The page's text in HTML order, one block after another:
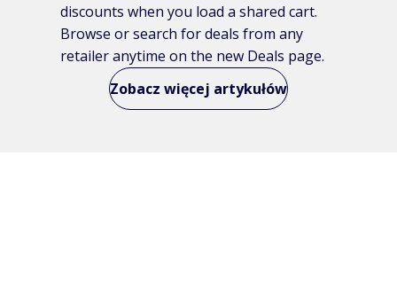
discounts when you load a shared cart.
Browse or search for deals from any
retailer anytime on the new Deals page.
Zobacz więcej artykułów